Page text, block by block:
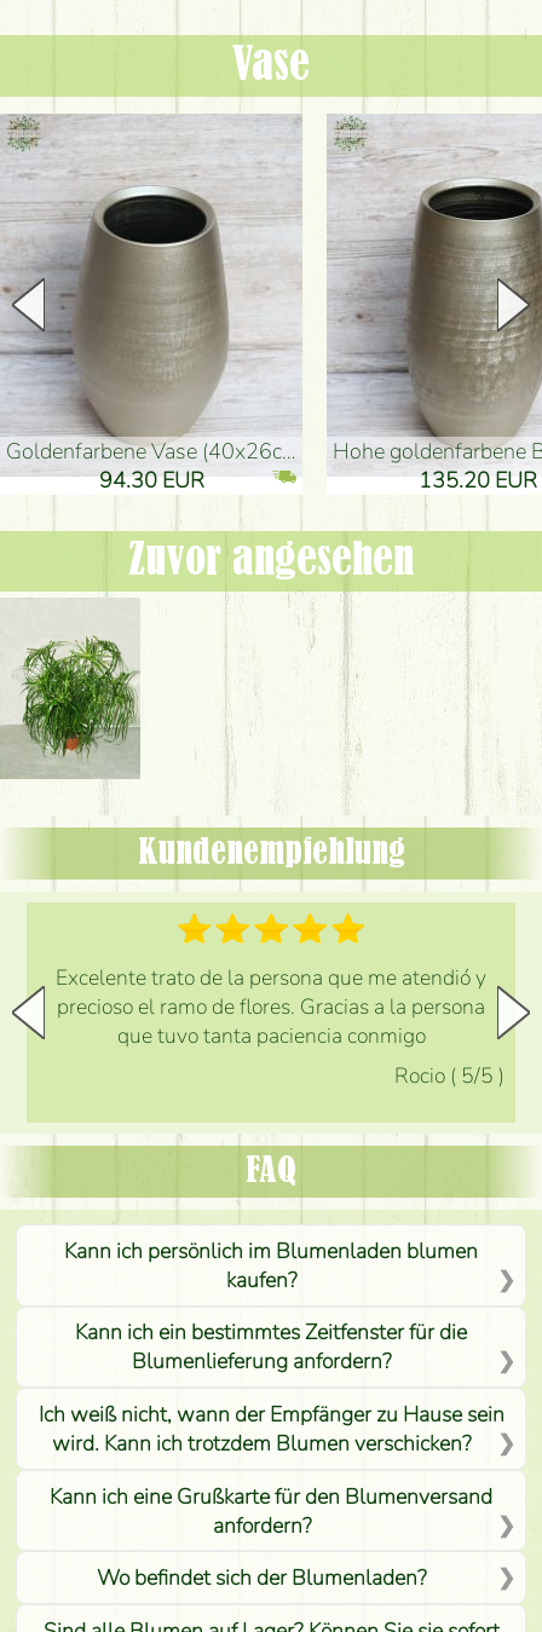
Vase
goldenfarbene Vase (40x26cm)
94.30 EUR
hohe goldenfarbene
135.20 EUR
Zuvor angesehen
Kundenempfehlung
Excelente trato de la persona que me atendió y
precioso el ramo de flores. Gracias a la persona
que tuvo tanta paciencia conmigo
Rocio ( 5/5 )
FAQ
Kann ich persönlich im Blumenladen blumen
kaufen?
Kann ich ein bestimmtes Zeitfenster für die
Blumenlieferung anfordern?
Ich weiß nicht, wann der Empfänger zu Hause sein
wird. Kann ich trotzdem Blumen verschicken?
Kann ich eine Grußkarte für den Blumenversand
anfordern?
Wo befindet sich der Blumenladen?